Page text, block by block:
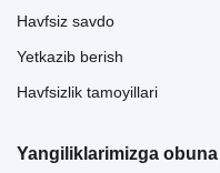
Havfsiz savdo
Yetkazib berish
Havfsizlik tamoyillari
Yangiliklarimizga